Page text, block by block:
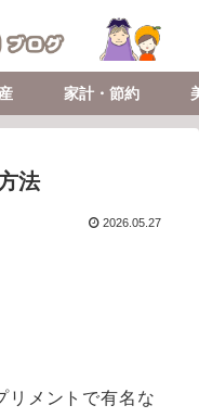
家計・節約
法
2026.05.27
リメントで有名な